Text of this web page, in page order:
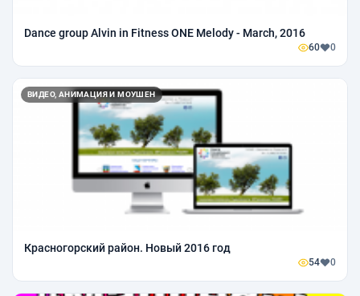
Dance group Alvin in Fitness ONE Melody - March, 2016
60 0
ВИДЕО, АНИМАЦИЯ И МОУШЕН
Красногорский район. Новый 2016 год
54 0